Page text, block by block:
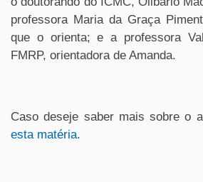
professora Maria da Graça
que o orienta; e a professora
FMRP, orientadora de Amanda.
Caso deseje saber mais sobre o
esta matéria.